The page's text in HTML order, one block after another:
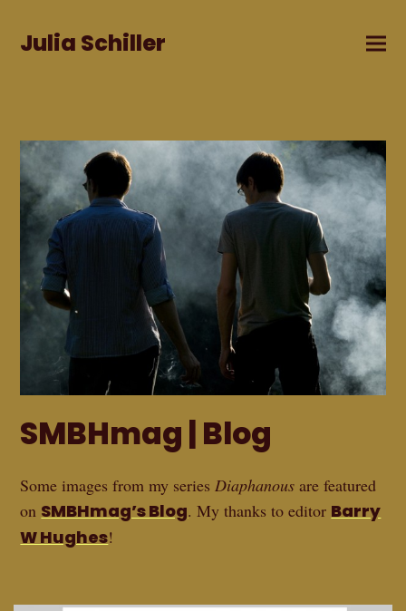
Julia Schiller
SMBHmag | Blog
Some images from my seriesDiaphanous are featured
on SMBHmag’s Blog. My thanks to editor Barry
W Hughes!